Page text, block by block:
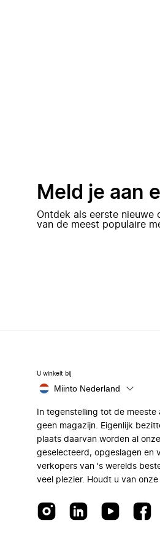
Meld je aan
Ontdek als eerste nieuwe
van de meest populaire
U winkelt bij
Miinto Nederland
In tegenstelling tot de
geen magazijn. Eigenlijk
plaats daarvan worden al
geselecteerd, opgeslagen en
verkopers van 's werelds
veel plezier. Houdt u van